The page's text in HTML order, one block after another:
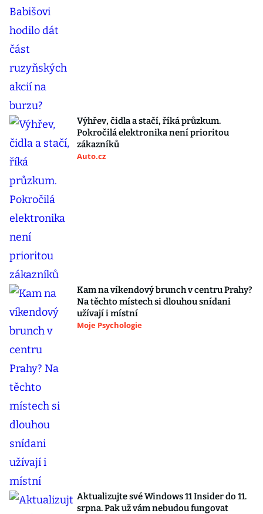
Výhřev, čidla a stačí, říká průzkum.
Pokročilá elektronika není prioritou
zákazníků
Auto.cz
Kam na víkendový brunch v centru Prahy?
Na těchto místech si dlouhou snídani
užívají i místní
Moje Psychologie
Aktualizujte své Windows 11 Insider do 11.
srpna. Pak už vám nebudou fungovat